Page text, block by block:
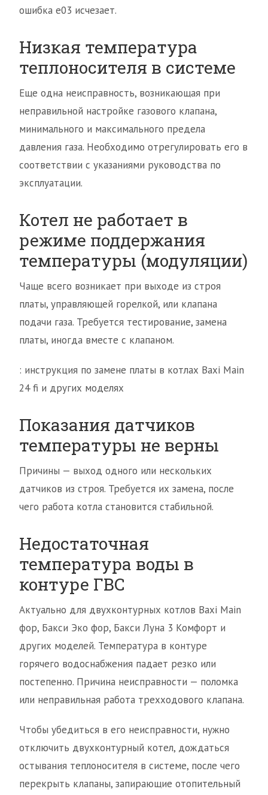
ошибка е03 исчезает.
Низкая температура
теплоносителя в системе
Еще одна неисправность, возникающая при
неправильной настройке газового клапана,
минимального и максимального предела
давления газа. Необходимо отрегулировать его в
соответствии с указаниями руководства по
эксплуатации.
Котел не работает в
режиме поддержания
температуры (модуляции)
Чаще всего возникает при выходе из строя
платы, управляющей горелкой, или клапана
подачи газа. Требуется тестирование, замена
платы, иногда вместе с клапаном.
: инструкция по замене платы в котлах Baxi Main
24 fi и других моделях
Показания датчиков
температуры не верны
Причины — выход одного или нескольких
датчиков из строя. Требуется их замена, после
чего работа котла становится стабильной.
Недостаточная
температура воды в
контуре ГВС
Актуально для двухконтурных котлов Baxi Main
фор, Бакси Эко фор, Бакси Луна 3 Комфорт и
других моделей. Температура в контуре
горячего водоснабжения падает резко или
постепенно. Причина неисправности — поломка
или неправильная работа трехходового клапана.
Чтобы убедиться в его неисправности, нужно
отключить двухконтурный котел, дождаться
остывания теплоносителя в системе, после чего
перекрыть клапаны, запирающие отопительный